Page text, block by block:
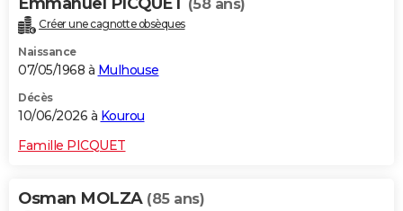
(58 ans)
Créer une cagnotte obsèques
Naissance
07/05/1968 à Mulhouse
Décès
10/06/2026 à Kourou
Famille PICQUET
Osman MOLZA (85 ans)